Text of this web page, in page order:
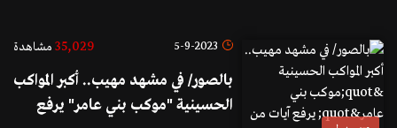
5-9-2023
35,029 مشاهدة
بالصور/ في مشهد مهيب.. أكبر المواكب
الحسينية "موكب بني عامر" يرفع